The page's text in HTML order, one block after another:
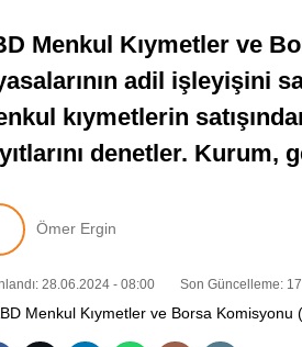
Menkul Kıymetler ve
adil işleyişini
kıymetlerin
denetler.
Ömer Ergin
28.06.2024 - 08:00 Son Güncelleme: